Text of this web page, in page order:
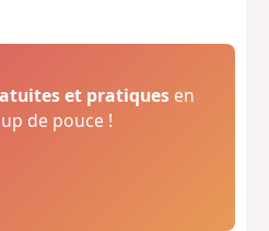
et pratiques en
de pouce !